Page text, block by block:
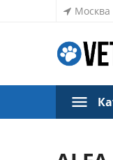
Москва